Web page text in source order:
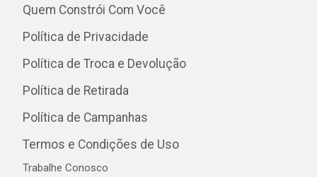
Quem Constrói Com Você
Política de Privacidade
Política de Troca e Devolução
Política de Retirada
Política de Campanhas
Termos e Condições de Uso
Trabalhe Conosco